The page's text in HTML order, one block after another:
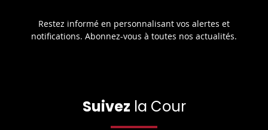
Restez informé en personnalisant vos alertes et
notifications. Abonnez-vous à toutes nos actualités.
Suivez la Cour